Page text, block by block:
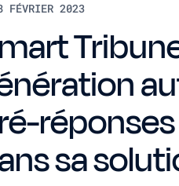
FÉVRIER 2023
sa